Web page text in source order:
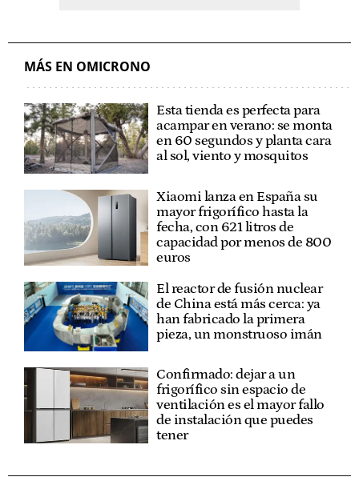
MÁS EN OMICRONO
Esta tienda es perfecta para
acampar en verano: se monta
en 60 segundos y planta cara
al sol, viento y mosquitos
Xiaomi lanza en España su
mayor frigorífico hasta la
fecha, con 621 litros de
capacidad por menos de 800
euros
El reactor de fusión nuclear
de China está más cerca: ya
han fabricado la primera
pieza, un monstruoso imán
Confirmado: dejar a un
frigorífico sin espacio de
ventilación es el mayor fallo
de instalación que puedes
tener